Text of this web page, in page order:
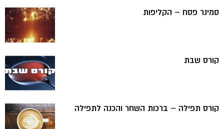
סמינר פסח – הקליפות
קורס שבת
קורס תפילה – ברכות השחר והכנה לתפילה